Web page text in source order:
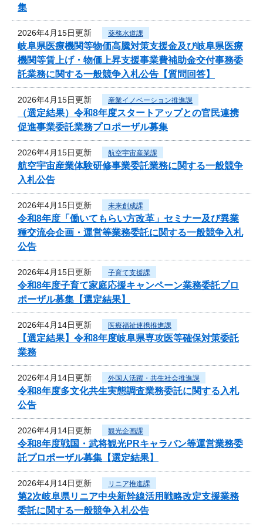
集
2026年4月15日更新 薬務水道課
岐阜県医療機関等物価高騰対策支援金及び岐阜県医療
機関等賃上げ・物価上昇支援事業費補助金交付事務委
託業務に関する一般競争入札公告【質問回答】
2026年4月15日更新 産業イノベーション推進課
（選定結果）令和8年度スタートアップとの官民連携
促進事業委託業務プロポーザル募集
2026年4月15日更新 航空宇宙産業課
航空宇宙産業体験研修事業委託業務に関する一般競争
入札公告
2026年4月15日更新 未来創成課
令和8年度「働いてもらい方改革」セミナー及び異業
種交流会企画・運営等業務委託に関する一般競争入札
公告
2026年4月15日更新 子育て支援課
令和8年度子育て家庭応援キャンペーン業務委託プロ
ポーザル募集【選定結果】
2026年4月14日更新 医療福祉連携推進課
【選定結果】令和8年度岐阜県専攻医等確保対策委託
業務
2026年4月14日更新 外国人活躍・共生社会推進課
令和8年度多文化共生実態調査業務委託に関する入札
公告
2026年4月14日更新 観光企画課
令和8年度戦国・武将観光PRキャラバン等運営業務委
託プロポーザル募集【選定結果】
2026年4月14日更新 リニア推進課
第2次岐阜県リニア中央新幹線活用戦略改定支援業務
委託に関する一般競争入札公告